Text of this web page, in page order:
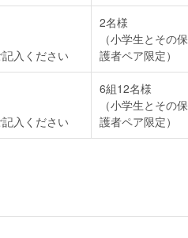
入ください
2名様
（小学生とその保
護者ペア限定）
入ください
6組12名様
（小学生とその保
護者ペア限定）